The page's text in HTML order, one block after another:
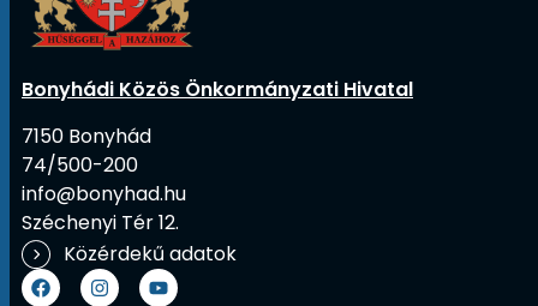
Bonyhádi Közös Önkormányzati Hivatal
7150 Bonyhád
74/500-200
info@bonyhad.hu
Széchenyi Tér 12.
Közérdekű adatok